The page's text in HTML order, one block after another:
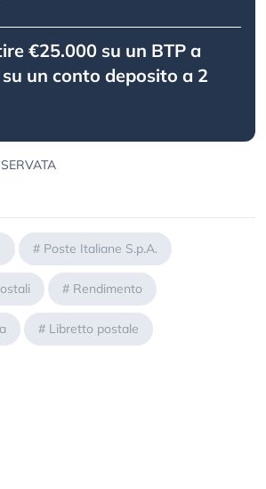
€25.000 su un BTP a
un conto deposito a 2
# Poste Italiane S.p.A.
# Rendimento
# Libretto postale